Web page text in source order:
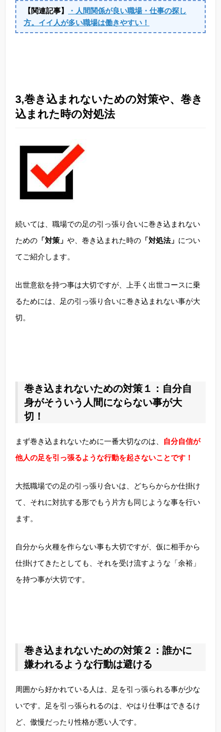
【関連記事】
・人間関係が良い職場・仕事の探し
方。イイ人が多い職場は働きやすい！
3,巻き込まれないための対策や、巻き
込まれた時の対処法
続いては、職場での足の引っ張り合いに巻き込まれない
ための 「対策」 や、巻き込まれた時の 「対処法」 につい
てご紹介します。
出世意欲を持つ事は大切ですが、上手く出世コースに乗
るためには、足の引っ張り合いに巻き込まれない事が大
切。
巻き込まれないための対策１：自分自
身がそういう人間にならない事が大
切！
まず巻き込まれないために一番大切なのは、
自分自信が
他人の足を引っ張るような行動を起さないことです！
大抵職場での足の引っ張り合いは、どちらからか仕掛け
て、それに対抗する形でもう片方も同じような事を行い
ます。
自分から火種を作らない事も大切ですが、仮に相手から
仕掛けてきたとしても、それを受け流すような「余裕」
を持つ事が大切です。
巻き込まれないための対策２：誰かに
嫌われるような行動は避ける
周囲から好かれている人は、足を引っ張られる事が少な
いです。足を引っ張られるのは、やはり仕事はできるけ
ど、傲慢だったり性格が悪い人です。